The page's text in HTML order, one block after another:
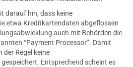
darauf hin, dass keine
etwa Kreditkartendaten abgeflossen
auch mit Behörden die
“Payment Processor”. Damit
der Regel keine
Entsprechend scheint es